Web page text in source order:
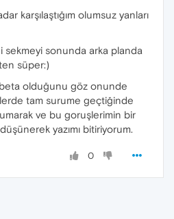
karşılaştığım olumsuz yanları
sekmeyi sonunda arka planda
süper:)
olduğunu göz onunde
tam surume geçtiğinde
umarak ve bu goruşlerimin bir
düşünerek yazımı bitiriyorum.
0